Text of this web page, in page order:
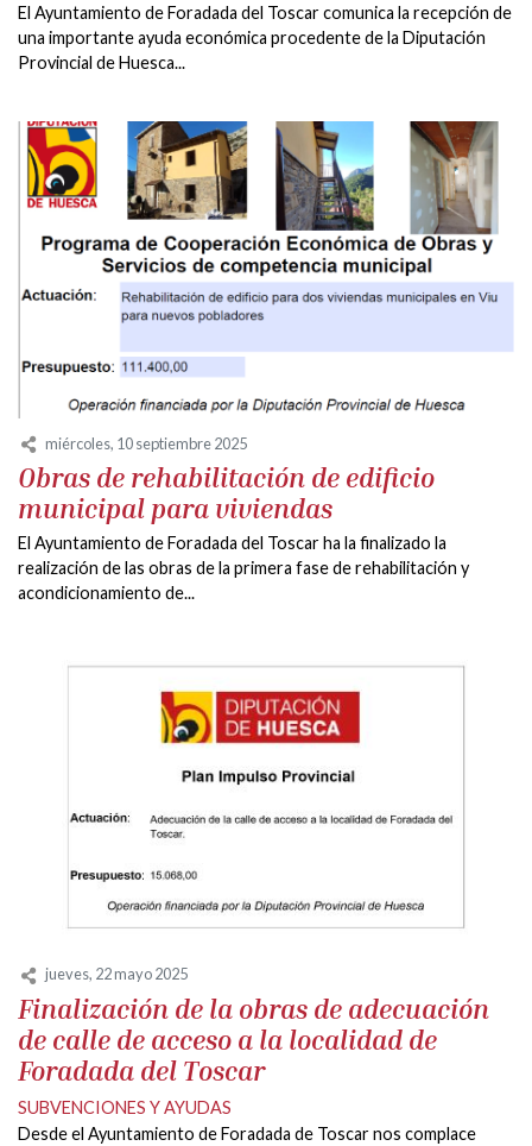
El Ayuntamiento de Foradada del Toscar comunica la recepción de
una importante ayuda económica procedente de la Diputación
Provincial de Huesca...
miércoles, 10 septiembre 2025
Obras de rehabilitación de edificio
municipal para viviendas
El Ayuntamiento de Foradada del Toscar ha la finalizado la
realización de las obras de la primera fase de rehabilitación y
acondicionamiento de...
jueves, 22 mayo 2025
Finalización de la obras de adecuación
de calle de acceso a la localidad de
Foradada del Toscar
SUBVENCIONES Y AYUDAS
Desde el Ayuntamiento de Foradada de Toscar nos complace